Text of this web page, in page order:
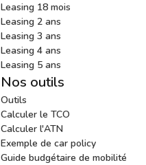
Leasing 18 mois
Leasing 2 ans
Leasing 3 ans
Leasing 4 ans
Leasing 5 ans
Nos outils
Outils
Calculer le TCO
Calculer l'ATN
Exemple de car policy
Guide budgétaire de mobilité